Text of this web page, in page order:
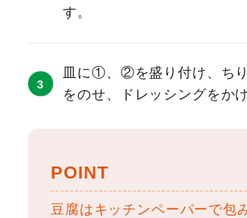
す。
皿に①、②を盛り付け、ち
をのせ、ドレッシングをかけ
POINT
豆腐はキッチンペーパーで包